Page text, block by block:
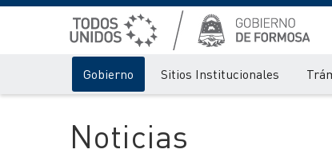
Gobierno Sitios Institucionales
Noticias